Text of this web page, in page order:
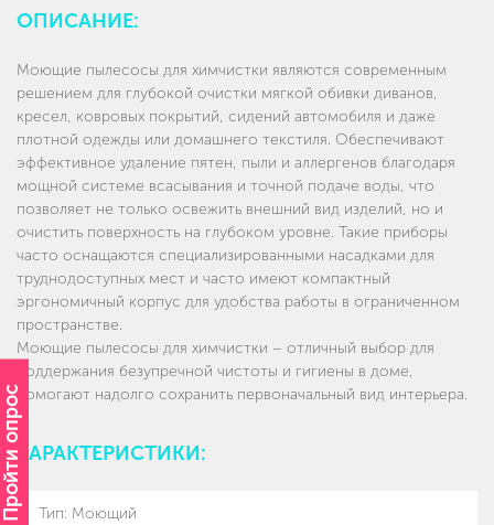
Пройти опрос
ОПИСАНИЕ:
Моющие пылесосы для химчистки являются современным
решением для глубокой очистки мягкой обивки диванов,
кресел, ковровых покрытий, сидений автомобиля и даже
плотной одежды или домашнего текстиля. Обеспечивают
эффективное удаление пятен, пыли и аллергенов благодаря
мощной системе всасывания и точной подаче воды, что
позволяет не только освежить внешний вид изделий, но и
очистить поверхность на глубоком уровне. Такие приборы
часто оснащаются специализированными насадками для
труднодоступных мест и часто имеют компактный
эргономичный корпус для удобства работы в ограниченном
пространстве.
Моющие пылесосы для химчистки – отличный выбор для
поддержания безупречной чистоты и гигиены в доме,
помогают надолго сохранить первоначальный вид интерьера.
ХАРАКТЕРИСТИКИ:
Тип: Моющий